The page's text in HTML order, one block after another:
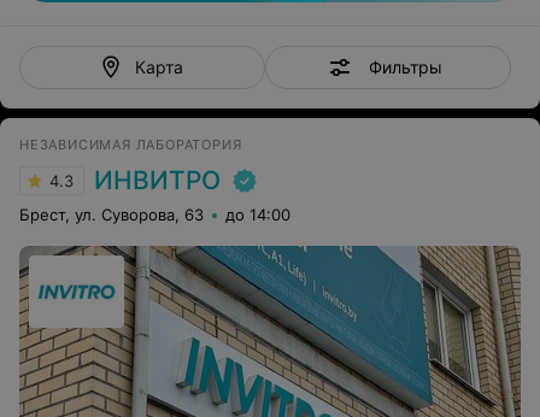
Карта Фильтры
НЕЗАВИСИМАЯ ЛАБОРАТОРИЯ
4.3 ИНВИТРО
Брест, ул. Суворова, 63 до 14:00